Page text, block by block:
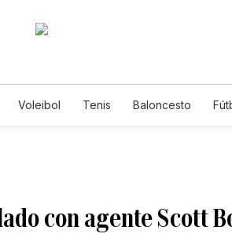
Voleibol Tenis Baloncesto
con agente Scott